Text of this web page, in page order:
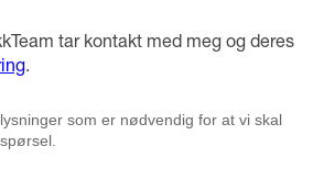
tar kontakt med meg og deres
.
som er nødvendig for at vi skal